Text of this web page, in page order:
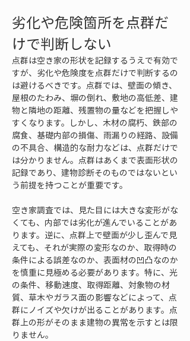
劣化や危険箇所を点群だ
けで判断しない
点群は空き家の形状を記録するうえで有効で
すが、劣化や危険度を点群だけで判断するの
は避けるべきです。点群では、壁面の傾き、
屋根のたわみ、塀の倒れ、敷地の高低差、建
物と隣地の距離、残置物の量などを把握しや
すくなります。しかし、木材の腐朽、鉄部の
腐食、基礎内部の損傷、雨漏りの経路、設備
の不具合、構造的な耐力などは、点群だけで
は分かりません。点群はあくまで表面形状の
記録であり、建物診断そのものではないとい
う前提を持つことが重要です。
空き家調査では、見た目には大きな変形がな
くても、内部では劣化が進んでいることがあ
ります。逆に、点群上で壁面が少し歪んで見
えても、それが実際の変形なのか、取得時の
条件による誤差なのか、表面材の凹凸なのか
を慎重に見極める必要があります。特に、光
の条件、移動速度、取得距離、対象物の材
質、草木やガラス面の影響などによって、点
群にノイズや欠けが出ることがあります。点
群上の形がそのまま建物の異常を示すとは限
りません。